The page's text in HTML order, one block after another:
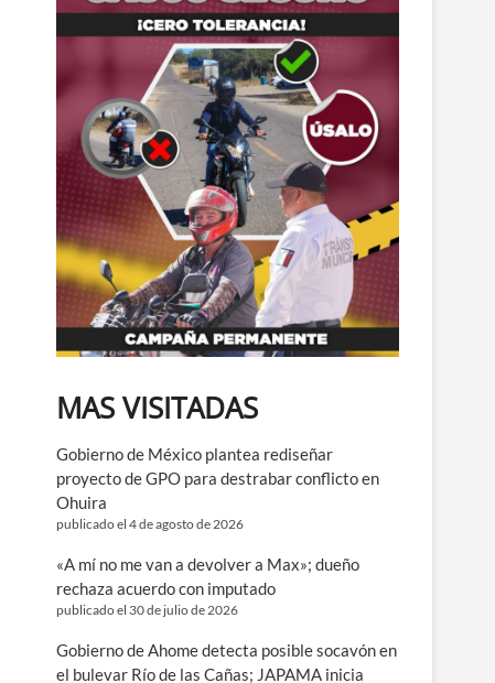
MAS VISITADAS
Gobierno de México plantea rediseñar
proyecto de GPO para destrabar conflicto en
Ohuira
publicado el 4 de agosto de 2026
«A mí no me van a devolver a Max»; dueño
rechaza acuerdo con imputado
publicado el 30 de julio de 2026
Gobierno de Ahome detecta posible socavón en
el bulevar Río de las Cañas; JAPAMA inicia